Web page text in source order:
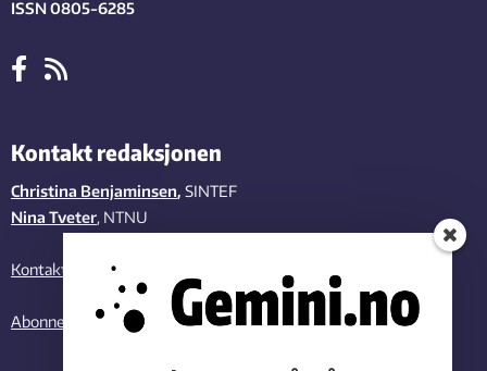
ISSN 0805-6285
Kontakt redaksjonen
Christina Benjaminsen, SINTEF
Nina Tveter, NTNU
Kontakt oss
Abonner på vårt nyhetsbrev